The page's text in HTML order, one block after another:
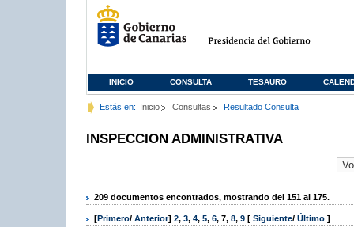
INICIO CONSULTA TESAURO
Estás en: Inicio Consultas Resultado Consulta
INSPECCION ADMINISTRATIVA
209 documentos encontrados, mostrando del 151 al 175.
[Primero/ Anterior] 2, 3, 4, 5, 6, 7, 8, 9 [ Siguiente/ Último ]